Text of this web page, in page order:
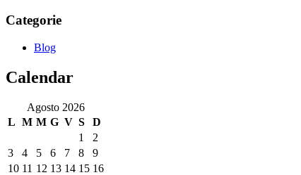
Categorie
Blog
Calendar
Agosto 2026
L M M G V S
D
1
2
3
4 5 6 7 8
9
10 11 12 13 14 15 16